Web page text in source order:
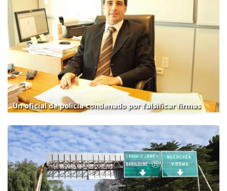
Un oficial de policía condenado por falsificar firmas